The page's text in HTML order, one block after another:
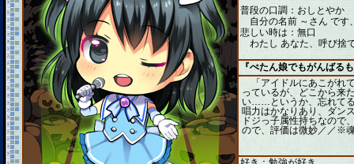
普段の口調：おしとやか
自分の名前 ～さん です
悲しい時は：無口
わたし あなた、呼び捨
『ぺたん娘でもがんばる
「アイドルにあこがれ
っているが、どこから来
い……というか、忘れて
唱力はかなりあり、ダン
ドジっ子属性持ちなので
ので、評価は微妙／／※